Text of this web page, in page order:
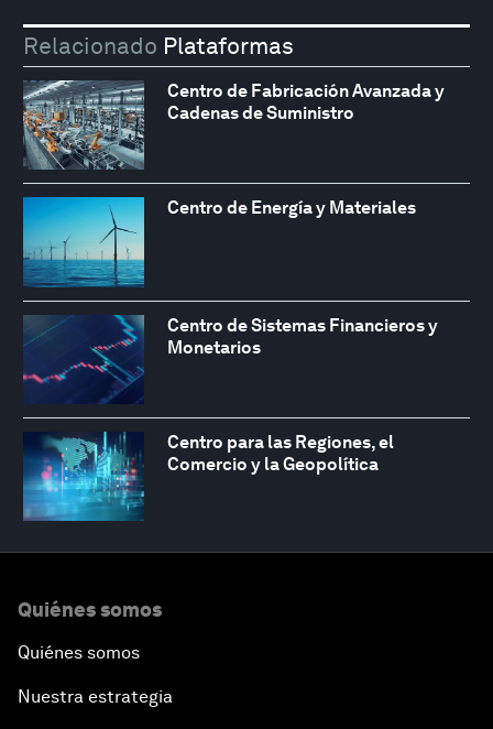
Relacionado Plataformas
Centro de Fabricación Avanzada y
Cadenas de Suministro
Centro de Energía y Materiales
Centro de Sistemas Financieros y
Monetarios
Centro para las Regiones, el
Comercio y la Geopolítica
Quiénes somos
Quiénes somos
Nuestra estrategia